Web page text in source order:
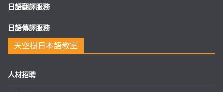
日語翻譯服務
日語傳譯服務
天空樹日本語教室
人材招聘